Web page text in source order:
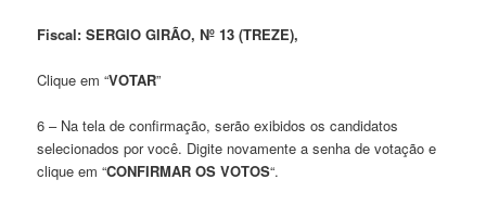
Fiscal: SERGIO GIRÃO, Nº 13 (TREZE),
Clique em “VOTAR”
6 – Na tela de confirmação, serão exibidos os candidatos
selecionados por você. Digite novamente a senha de votação e
clique em “CONFIRMAR OS VOTOS“.